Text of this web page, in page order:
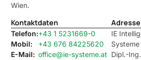
Wien.
Kontaktdaten
Telefon:
Mobil:
E-Mail:
+43 1 5231669-0
+43 676 84225620
office@ie-systeme.at
IE
Dipl.-